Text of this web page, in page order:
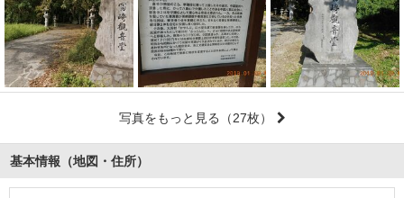
写真をもっと見る （27枚）
基本情報（地図・住所）